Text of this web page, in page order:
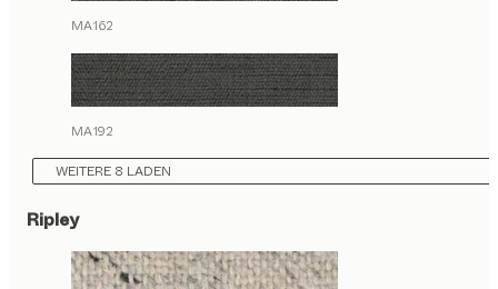
MA162
MA192
WEITERE 8 LADEN
Ripley